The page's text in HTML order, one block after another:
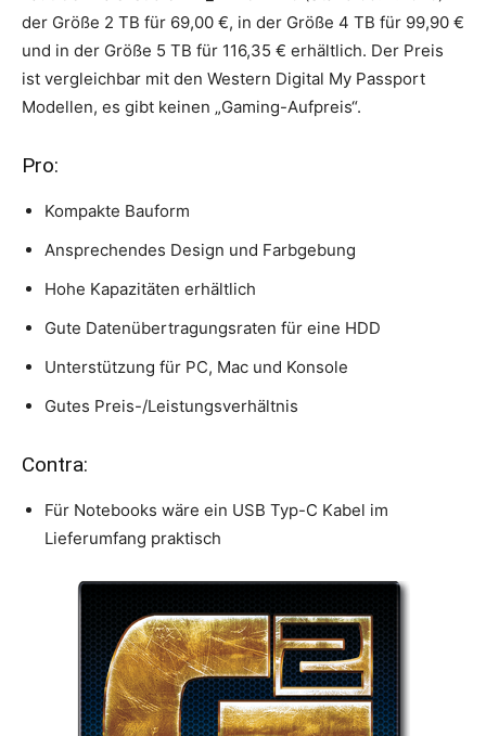
der Größe 2 TB für 69,00 €, in der Größe 4 TB für 99,90 €
und in der Größe 5 TB für 116,35 € erhältlich. Der Preis
ist vergleichbar mit den Western Digital My Passport
Modellen, es gibt keinen „Gaming-Aufpreis“.
Pro:
Kompakte Bauform
Ansprechendes Design und Farbgebung
Hohe Kapazitäten erhältlich
Gute Datenübertragungsraten für eine HDD
Unterstützung für PC, Mac und Konsole
Gutes Preis-/Leistungsverhältnis
Contra:
Für Notebooks wäre ein USB Typ-C Kabel im
Lieferumfang praktisch